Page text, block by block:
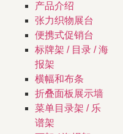
产品介绍
张力织物展台
便携式促销台
标牌架 / 目录 / 海
报架
横幅和布条
折叠面板展示墙
菜单目录架 / 乐
谱架